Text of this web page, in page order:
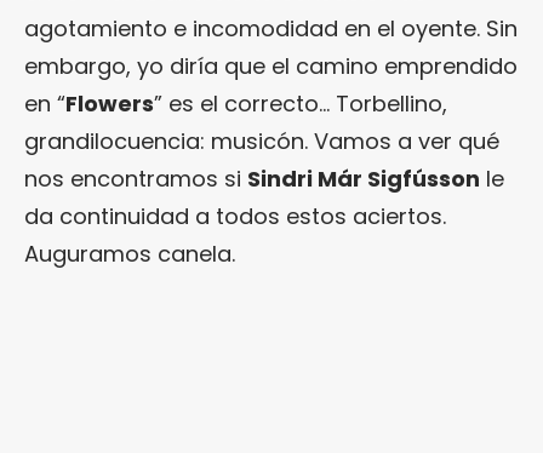
agotamiento e incomodidad en el oyente. Sin
embargo, yo diría que el camino emprendido
en “Flowers” es el correcto… Torbellino,
grandilocuencia: musicón. Vamos a ver qué
nos encontramos si Sindri Már Sigfússon le
da continuidad a todos estos aciertos.
Auguramos canela.